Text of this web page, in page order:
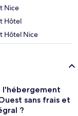
Nice
Hôtel
Hôtel Nice
l'hébergement
sans frais et
?